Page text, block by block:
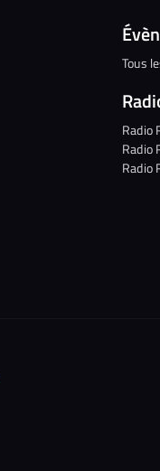
Tous
Radio
Radio
Radio